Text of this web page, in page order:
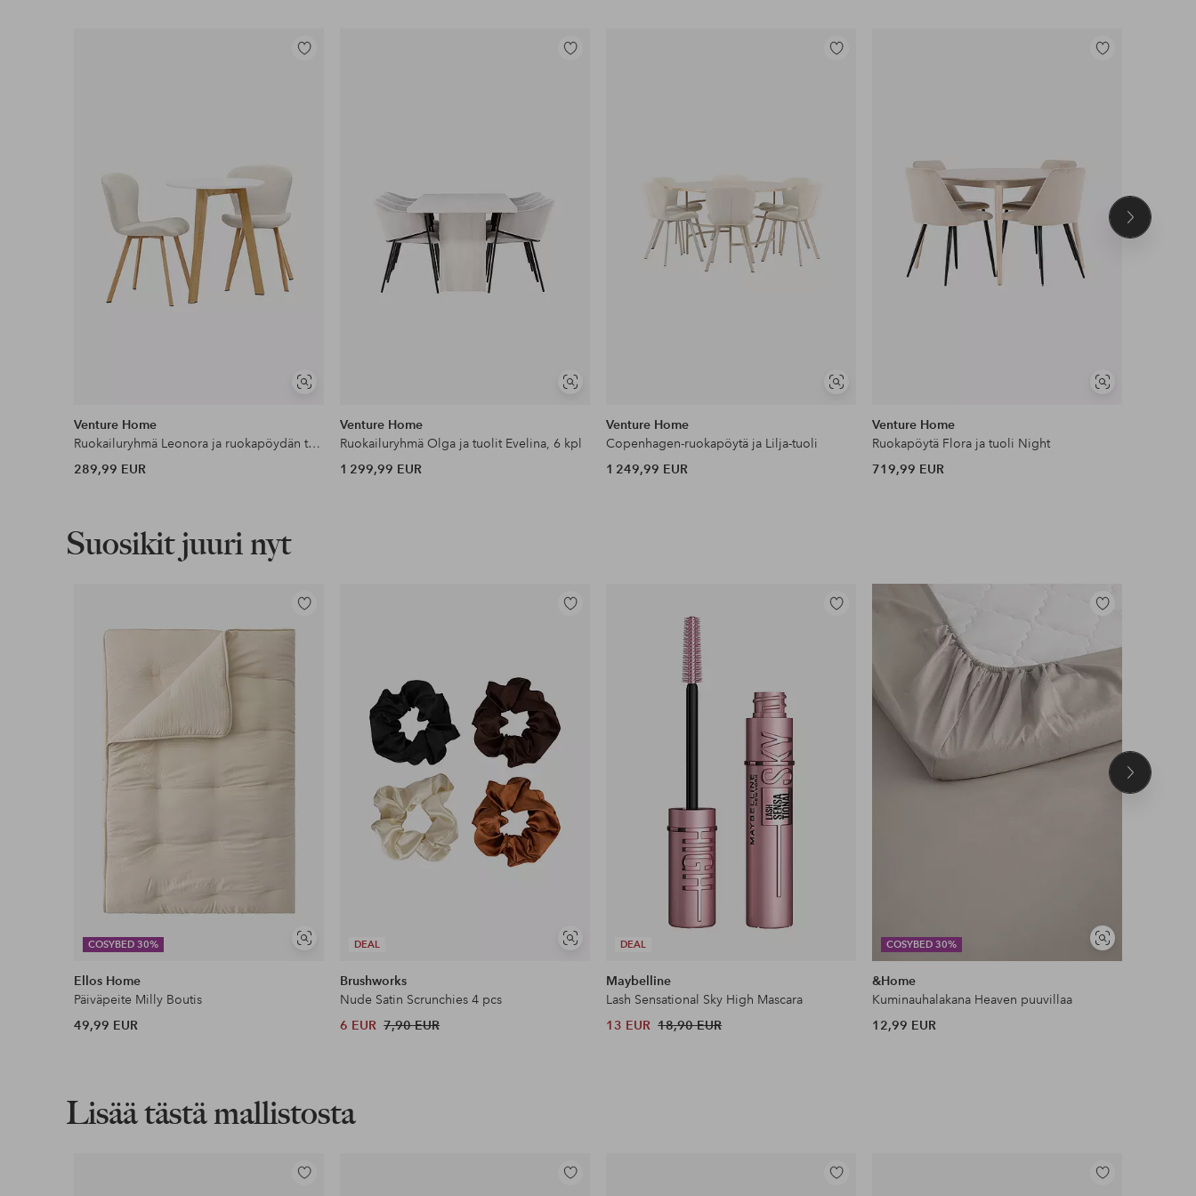
Näytä
Lisää
Venture Home
Ruokailuryhmä Leonora ja ruokapöydän tuolit Lilja, 2 kpl
289,99 EUR
Näytä
Lisää
Venture Home
Ruokailuryhmä Olga ja tuolit Evelina, 6 kpl
1 299,99 EUR
Näytä
Lisää
Venture Home
Copenhagen-ruokapöytä ja Lilja-tuoli
1 249,99 EUR
Näytä
Lisää
Venture Home
Ruokapöytä Flora ja tuoli Night
719,99 EUR
Seuraava
Suosikit juuri nyt
COSYBED 30%
Näytä
Lisää
suosikkeihin
Ellos Home
Päiväpeite Milly Boutis
49,99 EUR
DEAL
Näytä
Lisää
Brushworks
Nude Satin Scrunchies 4 pcs
6 EUR 7,90 EUR
DEAL
Lisää
Maybelline
Lash Sensational Sky High Mascara
13 EUR 18,90 EUR
COSYBED 30%
Näytä
samankaltaisia
Lisää
&Home
Kuminauhalakana Heaven puuvillaa
12,99 EUR
Seuraava
Lisää tästä mallistosta
Lisää
Lisää
Lisää
Lisää